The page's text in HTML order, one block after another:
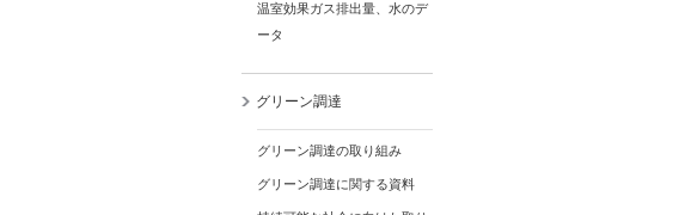
温室効果ガス排出量、水のデ
ータ
グリーン調達
グリーン調達の取り組み
グリーン調達に関する資料